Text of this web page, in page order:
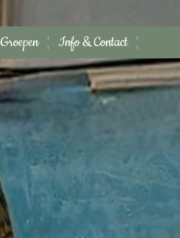
Groepen Info & Contact